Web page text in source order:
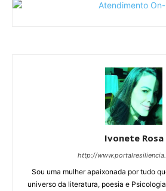
Ivonete Rosa
http://
Sou uma mulher apaixonada por tudo
universo da literatura, poesia e